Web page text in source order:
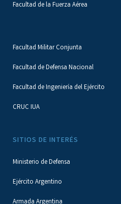
Facultad de la Fuerza Aérea
Facultad Militar Conjunta
Facultad de Defensa Nacional
Facultad de Ingeniería del Ejército
CRUC IUA
SITIOS DE INTERÉS
Ministerio de Defensa
Ejército Argentino